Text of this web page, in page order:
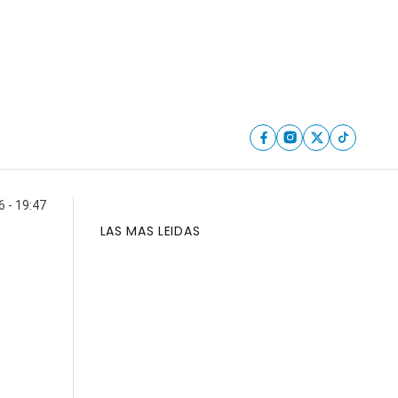
- 19:47
LAS MAS LEIDAS